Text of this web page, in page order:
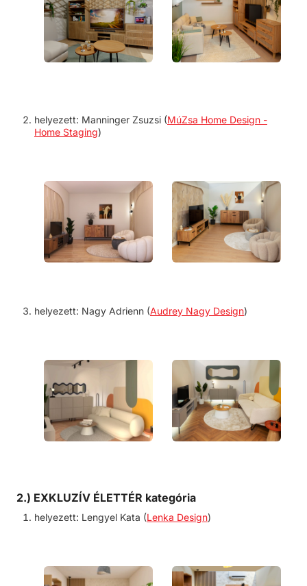
helyezett: Manninger Zsuzsi (MúZsa Home Design -
Home Staging)
helyezett: Nagy Adrienn (Audrey Nagy Design)
2.) EXKLUZÍV ÉLETTÉR kategória
helyezett: Lengyel Kata (Lenka Design)